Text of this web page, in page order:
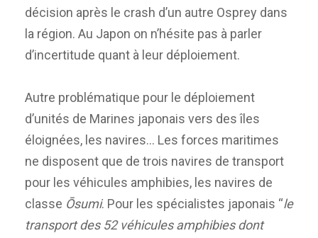
décision après le crash d’un autre Osprey dans
la région. Au Japon on n’hésite pas à parler
d’incertitude quant à leur déploiement.
Autre problématique pour le déploiement
d’unités de Marines japonais vers des îles
éloignées, les navires… Les forces maritimes
ne disposent que de trois navires de transport
pour les véhicules amphibies, les navires de
classe Ōsumi. Pour les spécialistes japonais “le
transport des 52 véhicules amphibies dont